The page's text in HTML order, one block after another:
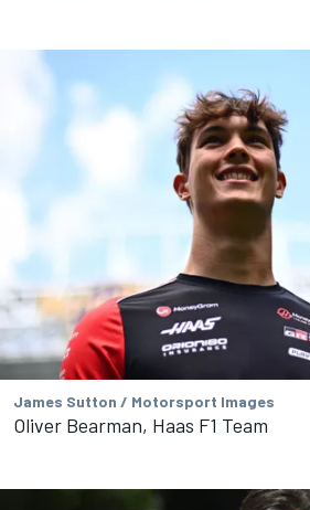
James Sutton / Motorsport Images
Oliver Bearman, Haas F1 Team